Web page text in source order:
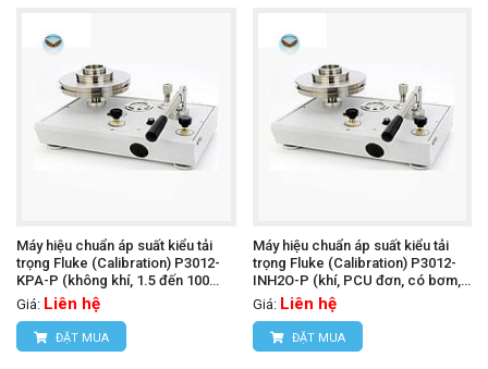
Máy hiệu chuẩn áp suất kiểu tải
trọng Fluke (Calibration) P3012-
KPA-P (không khí, 1.5 đến 100
kPa, PCU đơn)
Giá: Liên hệ
ĐẶT MUA
Máy hiệu chuẩn áp suất kiểu tải
trọng Fluke (Calibration) P3012-
INH2O-P (khí, PCU đơn, có bơm,
5~400 inH2O)
Giá: Liên hệ
ĐẶT MUA